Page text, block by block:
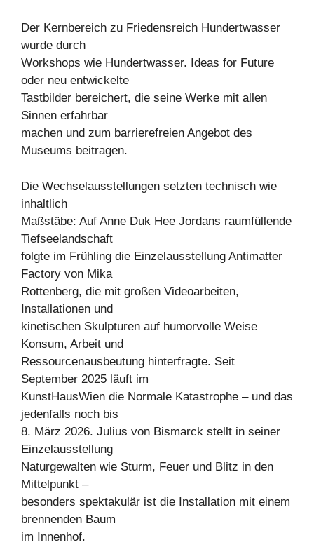
Der Kernbereich zu Friedensreich Hundertwasser
wurde durch
Workshops wie Hundertwasser. Ideas for Future
oder neu entwickelte
Tastbilder bereichert, die seine Werke mit allen
Sinnen erfahrbar
machen und zum barrierefreien Angebot des
Museums beitragen.
Die Wechselausstellungen setzten technisch wie
inhaltlich
Maßstäbe: Auf Anne Duk Hee Jordans raumfüllende
Tiefseelandschaft
folgte im Frühling die Einzelausstellung Antimatter
Factory von Mika
Rottenberg, die mit großen Videoarbeiten,
Installationen und
kinetischen Skulpturen auf humorvolle Weise
Konsum, Arbeit und
Ressourcenausbeutung hinterfragte. Seit
September 2025 läuft im
KunstHausWien die Normale Katastrophe – und das
jedenfalls noch bis
8. März 2026. Julius von Bismarck stellt in seiner
Einzelausstellung
Naturgewalten wie Sturm, Feuer und Blitz in den
Mittelpunkt –
besonders spektakulär ist die Installation mit einem
brennenden Baum
im Innenhof.